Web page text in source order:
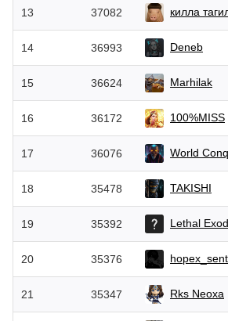
13 37082 килла
14 36993 Deneb
15 36624 Marhilak
16 36172 100%MISS
17 36076 World
18 35478 TAKISHI
19 35392 Lethal
20 35376
21 35347 Rks Neoxa